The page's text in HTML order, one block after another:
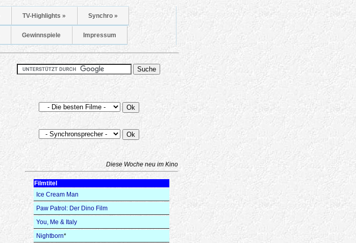
TV-Highlights » Synchro »
Gewinnspiele Impressum
Diese Woche neu im Kino
Filmtitel
Ice Cream Man
Paw Patrol: Der Dino Film
You, Me & Italy
Nightborn*